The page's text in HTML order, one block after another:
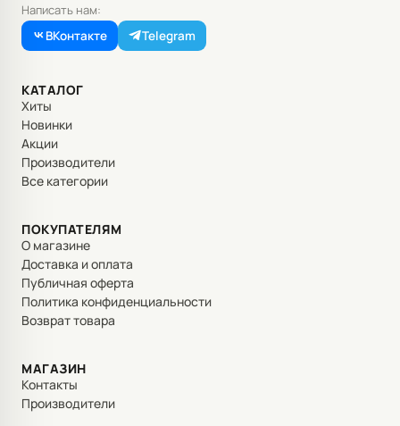
Написать нам:
ВКонтакте
Telegram
КАТАЛОГ
Хиты
Новинки
Акции
Производители
Все категории
ПОКУПАТЕЛЯМ
О магазине
Доставка и оплата
Публичная оферта
Политика конфиденциальности
Возврат товара
МАГАЗИН
Контакты
Производители